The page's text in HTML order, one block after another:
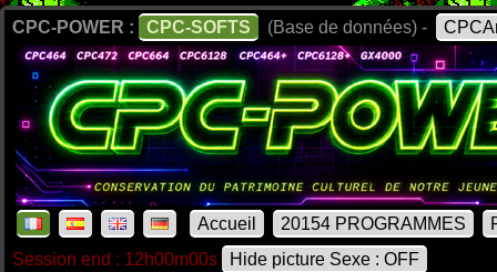
CPC-POWER : CPC-SOFTS (Base de données) -
Accueil 20154 PROGRAMMES
Session end : 12h00m00s
Hide picture Sexe : OFF